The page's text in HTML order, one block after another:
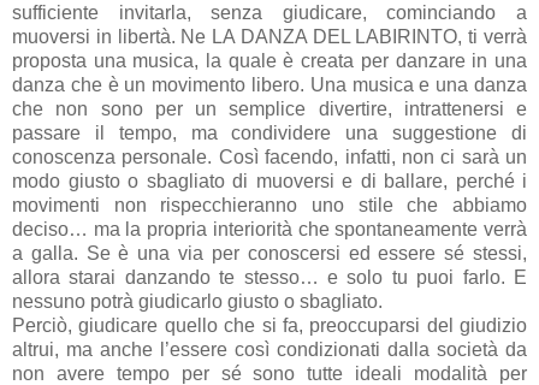
sufficiente invitarla, senza giudicare, cominciando a
muoversi in libertà. Ne LA DANZA DEL LABIRINTO, ti verrà
proposta una musica, la quale è creata per danzare in una
danza che è un movimento libero. Una musica e una danza
che non sono per un semplice divertire, intrattenersi e
passare il tempo, ma condividere una suggestione di
conoscenza personale. Così facendo, infatti, non ci sarà un
modo giusto o sbagliato di muoversi e di ballare, perché i
movimenti non rispecchieranno uno stile che abbiamo
deciso… ma la propria interiorità che spontaneamente verrà
a galla. Se è una via per conoscersi ed essere sé stessi,
allora starai danzando te stesso… e solo tu puoi farlo. E
nessuno potrà giudicarlo giusto o sbagliato.
Perciò, giudicare quello che si fa, preoccuparsi del giudizio
altrui, ma anche l’essere così condizionati dalla società da
non avere tempo per sé sono tutte ideali modalità per